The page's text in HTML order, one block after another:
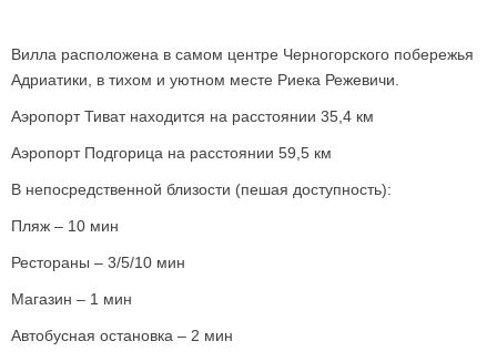
Вилла расположена в самом центре Черногорского побережья
Адриатики, в тихом и уютном месте Риека Режевичи.
Аэропорт Тиват находится на расстоянии 35,4 км
Аэропорт Подгорица на расстоянии 59,5 км
В непосредственной близости (пешая доступность):
Пляж – 10 мин
Рестораны – 3/5/10 мин
Магазин – 1 мин
Автобусная остановка – 2 мин